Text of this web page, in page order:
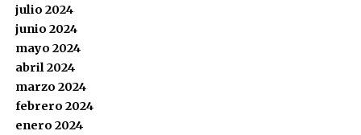
julio 2024
junio 2024
mayo 2024
abril 2024
marzo 2024
febrero 2024
enero 2024